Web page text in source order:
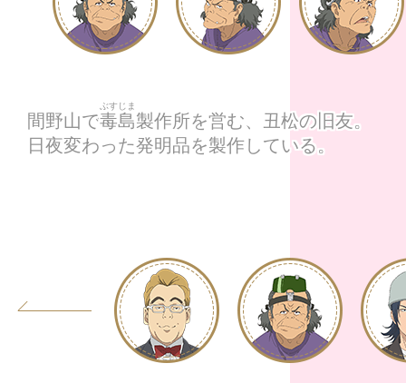
間野山で毒島
ぶすじま
製作所を営む、丑松の旧友。
日夜変わった発明品を製作している。